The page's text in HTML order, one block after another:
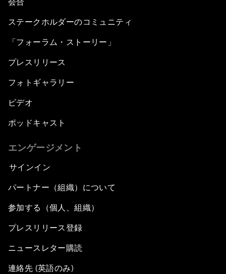
会合
ステークホルダーのコミュニティ
「フォーラム・ストーリー」
プレスリリース
フォトギャラリー
ビデオ
ポッドキャスト
エンゲージメント
サインイン
パートナー（組織）について
参加する（個人、組織）
プレスリリース登録
ニュースレター購読
連絡先 (英語のみ)